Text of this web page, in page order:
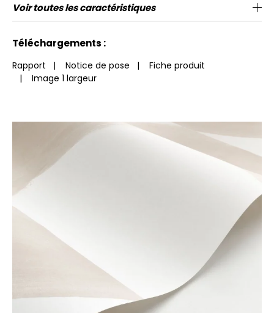
Longueur Vendu au rouleau de 10.24m / 11 yards
Raccord Raccord droit
Rapport
Vertical
51cm / 20 pouces
Poids g/m² 130
Entretien Lavable
Pose colle Encollage du mur
Dépose Arrachage à sec
Norme COV A+
ASTME84 Class A
Norme
euroclass
B-s1, d0
Voir toutes les caractéristiques
Téléchargements :
Rapport | Notice de pose |
Fiche produit
| Image 1 largeur